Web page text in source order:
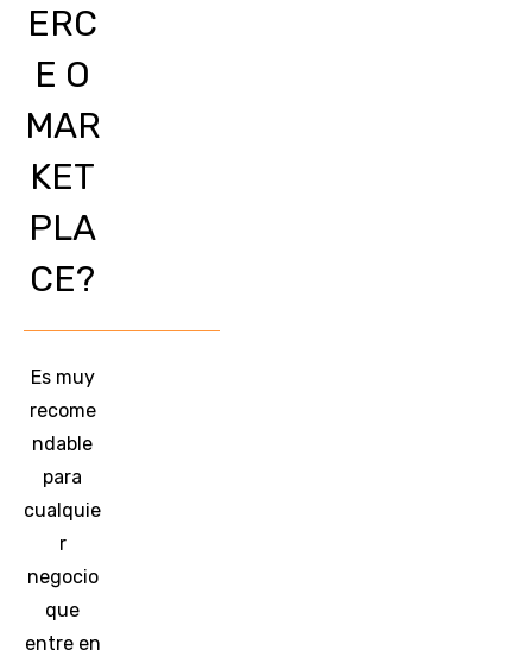
ERC
E O
MAR
KET
PLA
CE?
Es muy
recome
ndable
para
cualquie
r
negocio
que
entre en